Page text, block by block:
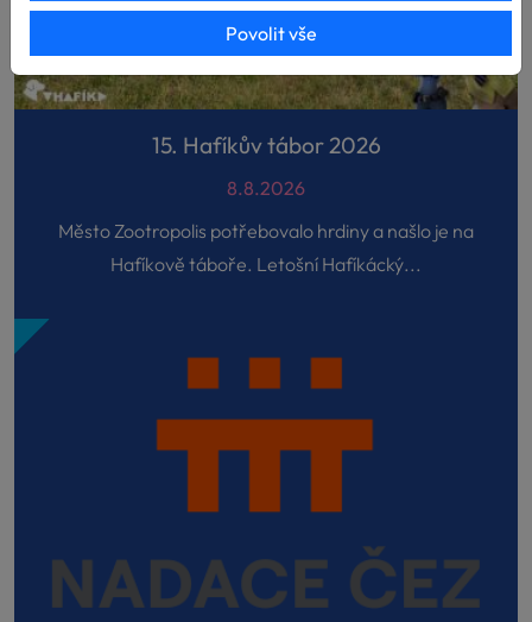
15. Hafíkův tábor 2026
8.8.2026
Město Zootropolis potřebovalo hrdiny a našlo je na
Hafíkově táboře. Letošní Hafíkácký...
Povolit vše